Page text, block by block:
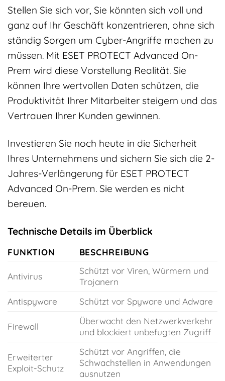
Stellen Sie sich vor, Sie könnten sich voll und
ganz auf Ihr Geschäft konzentrieren, ohne sich
ständig Sorgen um Cyber-Angriffe machen zu
müssen. Mit ESET PROTECT Advanced On-
Prem wird diese Vorstellung Realität. Sie
können Ihre wertvollen Daten schützen, die
Produktivität Ihrer Mitarbeiter steigern und das
Vertrauen Ihrer Kunden gewinnen.
Investieren Sie noch heute in die Sicherheit
Ihres Unternehmens und sichern Sie sich die 2-
Jahres-Verlängerung für ESET PROTECT
Advanced On-Prem. Sie werden es nicht
bereuen.
Technische Details im Überblick
FUNKTION BESCHREIBUNG
Antivirus
Schützt vor Viren, Würmern und
Trojanern
Antispyware
Schützt vor Spyware und Adware
Firewall
Überwacht den Netzwerkverkehr
und blockiert unbefugten Zugriff
Erweiterter
Exploit-Schutz
Schützt vor Angriffen, die
Schwachstellen in Anwendungen
ausnutzen